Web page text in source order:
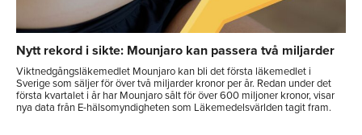
Nytt rekord i sikte: Mounjaro kan passera två miljarder
Viktnedgångsläkemedlet Mounjaro kan bli det första läkemedlet i
Sverige som säljer för över två miljarder kronor per år. Redan under det
första kvartalet i år har Mounjaro sålt för över 600 miljoner kronor, visar
nya data från E-hälsomyndigheten som Läkemedelsvärlden tagit fram.